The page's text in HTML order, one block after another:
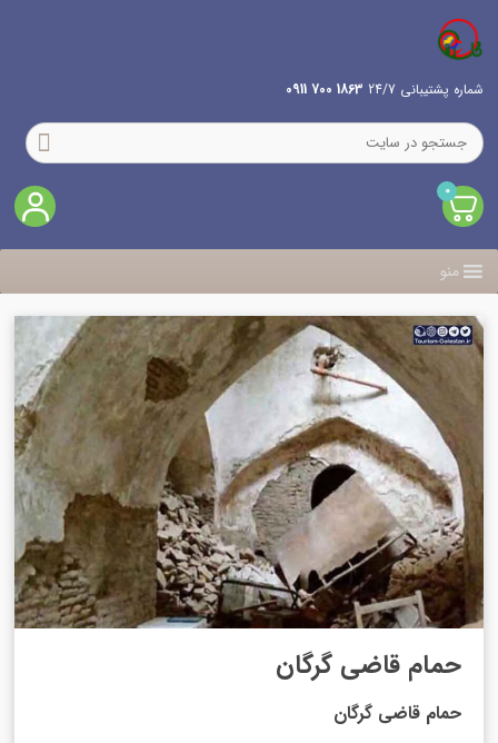
شماره پشتیبانی 24/7 1863 700 0911
0
منو
حمام قاضی گرگان
حمام قاضی گرگان